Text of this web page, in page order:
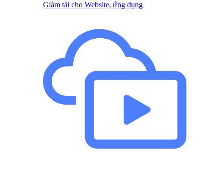
Giảm tải cho Website, ứng dụng